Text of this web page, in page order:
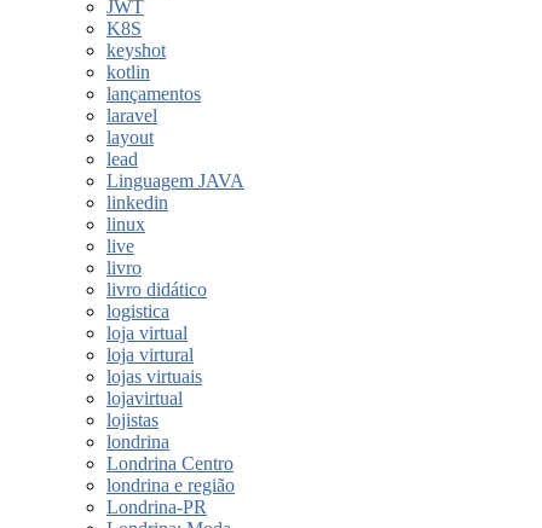
JWT
K8S
keyshot
kotlin
lançamentos
laravel
layout
lead
Linguagem JAVA
linkedin
linux
live
livro
livro didático
logistica
loja virtual
loja virtural
lojas virtuais
lojavirtual
lojistas
londrina
Londrina Centro
londrina e região
Londrina-PR